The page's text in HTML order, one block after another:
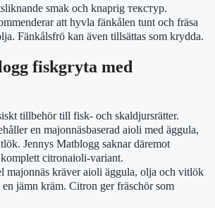
smak och knaprig текстур.
att hyvla fänkålen tunt och fräsa
Fänkålsfrö kan även tillsättas som krydda.
fiskgryta med
tillbehör till fisk- och skaldjursrätter.
en majonnäsbaserad aioli med äggula,
Jennys Matblogg saknar däremot
citronaioli-variant.
majonnäs kräver aioli äggula, olja och vitlök
jämn kräm. Citron ger fräschör som